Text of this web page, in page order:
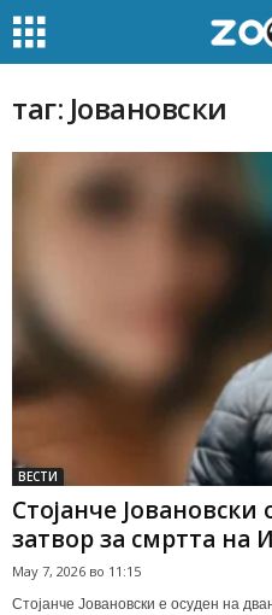
таг: Јовановски
ВЕСТИ
Стојанче
затвор за смртта на
May 7, 2026 во 11:15
Стојанче Јовановски е осуден на